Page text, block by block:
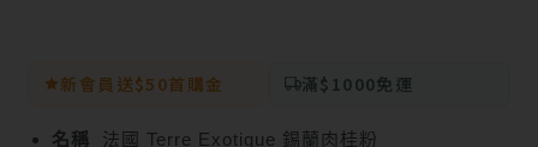
新會員送$50首購金 滿$1000免運
名稱 法國 Terre Exotique 錫蘭肉桂粉